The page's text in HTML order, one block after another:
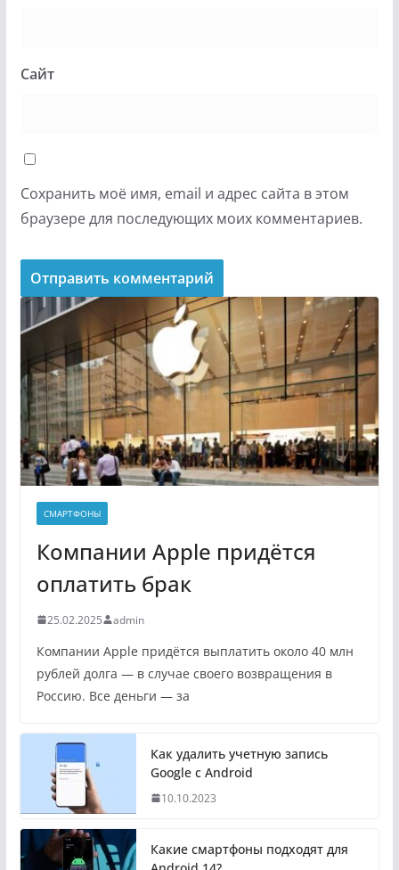
Сайт
Сохранить моё имя, email и адрес сайта в этом
браузере для последующих моих комментариев.
СМАРТФОНЫ
Компании Apple придётся
оплатить брак
25.02.2025 admin
Компании Apple придётся выплатить около 40 млн
рублей долга — в случае своего возвращения в
Россию. Все деньги — за
Как удалить учетную запись
Google с Android
10.10.2023
Какие смартфоны подходят для